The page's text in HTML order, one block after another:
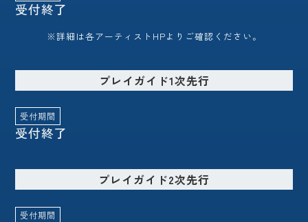
受付終了
※詳細は各アーティストHPよりご確認ください。
プレイガイド1次先行
受付期間
受付終了
プレイガイド2次先行
受付期間